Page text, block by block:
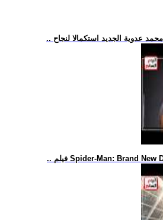
عدوية الجديد استكمالا لنجاح